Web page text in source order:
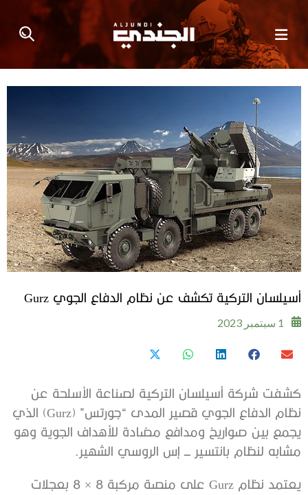
أسيلسان التركية تكشف عن نظام الدفاع الجوي Gurz
1 سبتمبر 2023
كشفت شركة أسيلسان التركية لصناعة الأسلحة عن
نظام الدفاع الجوي قصير المدى “جورتس” (Gurz) الذي
يجمع بين صواريخ ومدافع مضادة للأهداف الجوية وهو
مشابه لنظام بانتسير ـــ إس الروسي الشهير.
يعتمد نظام Gurz على منصة مركبة 8 × 8 بعجلات